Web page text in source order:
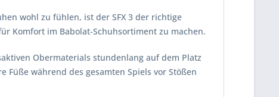
wohl zu fühlen, ist der SFX 3 der richtige
Komfort im Babolat-Schuhsortiment zu machen.
Obermaterials stundenlang auf dem Platz
Füße während des gesamten Spiels vor Stößen